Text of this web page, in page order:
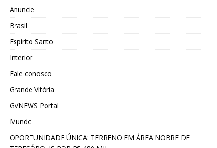
Anuncie
Brasil
Espírito Santo
Interior
Fale conosco
Grande Vitória
GVNEWS Portal
Mundo
OPORTUNIDADE ÚNICA: TERRENO EM ÁREA NOBRE DE